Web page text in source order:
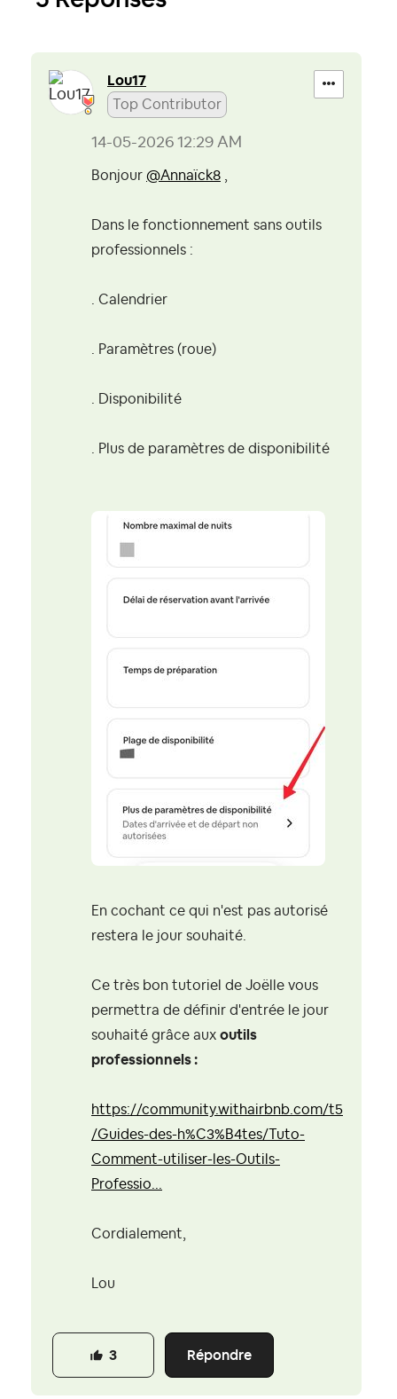
Lou17
Top Contributor
‎14-05-2026 12:29 AM
Bonjour @Annaïck8
Dans le fonctionnement sans outils
professionnels :
. Calendrier
. Paramètres (roue)
. Disponibilité
. Plus de paramètres de disponibilité
En cochant ce qui n'est pas autorisé
restera le jour souhaité.
Ce très bon tutoriel de Joëlle vous
permettra de définir d'entrée le jour
souhaité grâce aux outils
professionnels :
https://community.withairbnb.com/t5
/Guides-des-h%C3%B4tes/Tuto-
Comment-utiliser-les-Outils-
Professio...
Cordialement,
Lou
Répondre
3